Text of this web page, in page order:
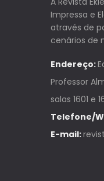
Impressa e
através de
cenários de
Endereço:
Professor
salas 1601 e
Telefone/
E-mail: